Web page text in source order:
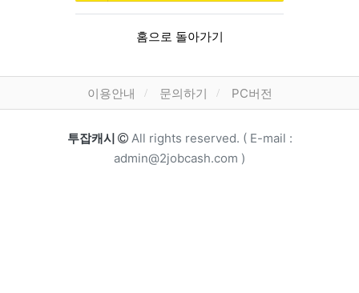
홈으로 돌아가기
하단 메뉴이용안내 문의하기 PC버전
카피라이트
투잡캐시
All rights reserved. ( E-mail :
admin@2jobcash.com )